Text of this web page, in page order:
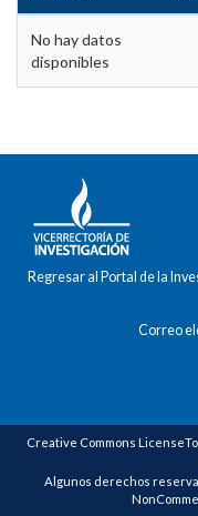
No hay datos
disponibles
Regresar al Portal de la
Correo
Creative Commons
Algunos derechos